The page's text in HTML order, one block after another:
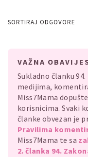
SORTIRAJ ODGOVORE
VAŽNA
Sukladno članku
medijima,
Miss7Mama
korisnicima. Svaki
članke obvezan je
Pravilima
Miss7Mama te sa
2. članka 94.